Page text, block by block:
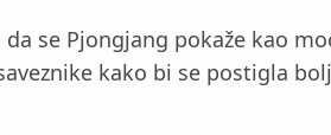
se Pjongjang pokaže kao
kako bi se postigla